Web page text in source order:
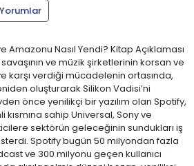
Yorumlar
Nasıl Yendi? Kitap Açıklaması
ve müzik şirketlerinin korsan ve
karşı verdiği mücadelenin ortasında,
oluşturarak Silikon Vadisi’ni
önce yenilikçi bir yazılım olan Spotify,
kısmına sahip Universal, Sony ve
sektörün geleceğinin sundukları iş
Spotify bugün 50 milyondan fazla
ve 300 milyonu geçen kullanıcı